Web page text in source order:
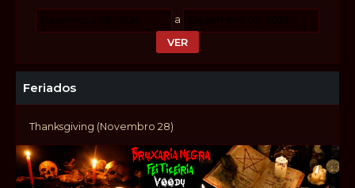
a
Feriados
Thanksgiving (Novembro 28)